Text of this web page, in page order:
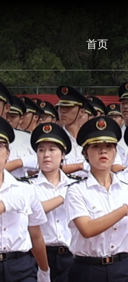
首页